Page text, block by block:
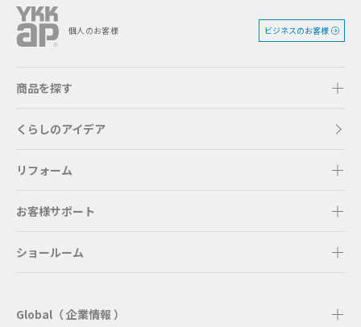
個人のお客様 ビジネスのお客様
商品を探す
くらしのアイデア
リフォーム
お客様サポート
ショールーム
Global（ 企業情報 ）